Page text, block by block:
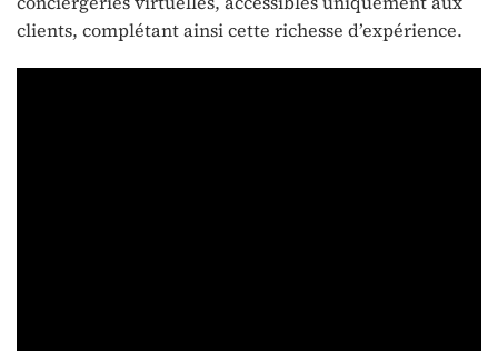
clients, complétant ainsi cette richesse d’expérience.